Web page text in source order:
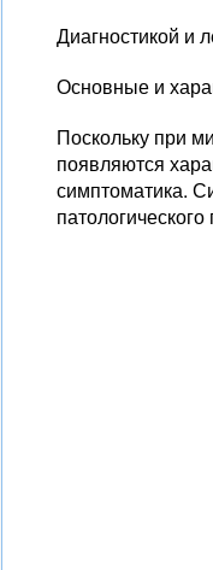
Диагностикой и
Основные и
Поскольку при
появляются
симптоматика.